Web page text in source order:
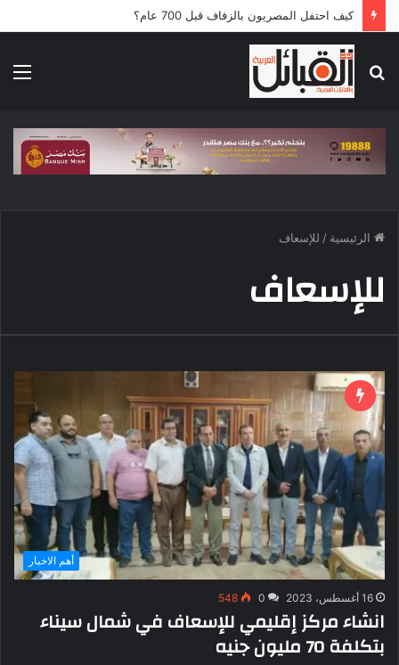
كيف احتفل المصريون بالزفاف قبل 700 عام؟
عن
الرئيسية / للإسعاف
للإسعاف
أهم الاخبار
16 أغسطس، 2023 0
548
انشاء مركز إقليمي للإسعاف في شمال سيناء
بتكلفة 70 مليون جنيه